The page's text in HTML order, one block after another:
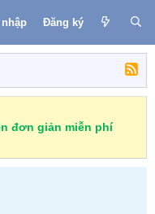
Đăng ký
đơn giản miễn phí